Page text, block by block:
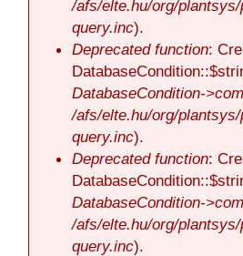
/afs/elte.hu/org/
query.inc).
Deprecated function:
DatabaseCondition-
/afs/elte.hu/org/
query.inc).
Deprecated function:
DatabaseCondition-
/afs/elte.hu/org/
query.inc).